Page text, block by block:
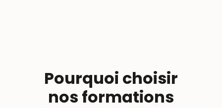
Pourquoi choisir
nos formations